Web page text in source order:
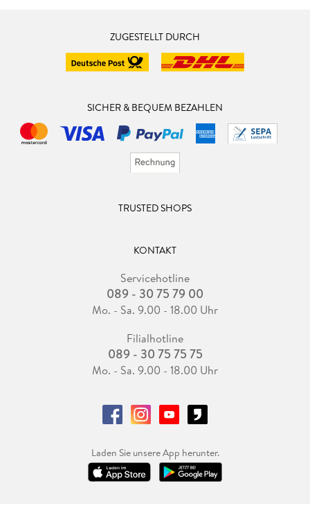
ZUGESTELLT DURCH
SICHER & BEQUEM BEZAHLEN
TRUSTED SHOPS
KONTAKT
Servicehotline
089 - 30 75 79 00
Mo. - Sa. 9.00 - 18.00 Uhr
Filialhotline
089 - 30 75 75 75
Mo. - Sa. 9.00 - 18.00 Uhr
Laden Sie unsere App herunter.